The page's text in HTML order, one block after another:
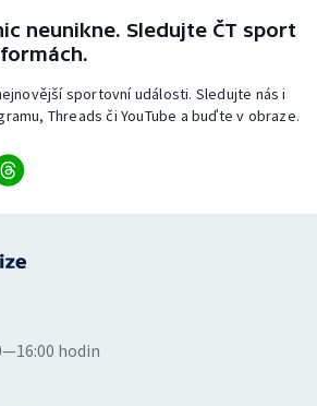
neunikne. Sledujte ČT sport
sportovní události. Sledujte nás i
Threads či YouTube a buďte v obraze.
hodin